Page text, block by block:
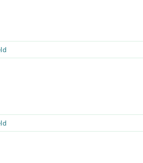
voor
1e
voor
Begane